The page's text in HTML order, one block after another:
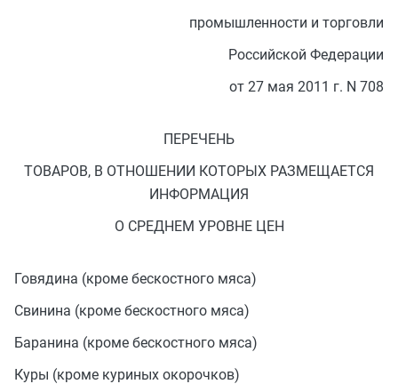
промышленности и торговли
Российской Федерации
от 27 мая 2011 г. N 708
ПЕРЕЧЕНЬ
ТОВАРОВ, В ОТНОШЕНИИ КОТОРЫХ РАЗМЕЩАЕТСЯ
ИНФОРМАЦИЯ
О СРЕДНЕМ УРОВНЕ ЦЕН
Говядина (кроме бескостного мяса)
Свинина (кроме бескостного мяса)
Баранина (кроме бескостного мяса)
Куры (кроме куриных окорочков)